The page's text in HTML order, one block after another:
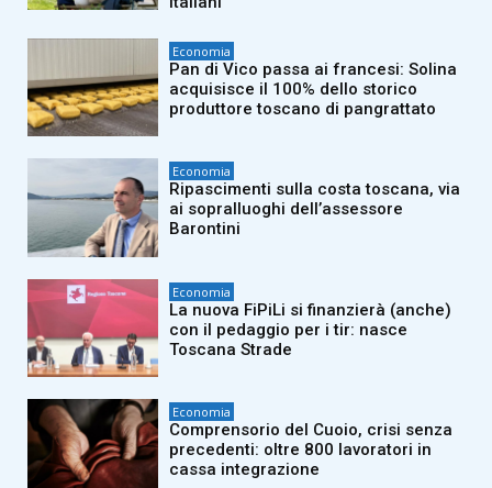
Economia
Pan di Vico passa ai francesi: Solina
acquisisce il 100% dello storico
produttore toscano di pangrattato
Economia
Ripascimenti sulla costa toscana, via
ai sopralluoghi dell’assessore
Barontini
Economia
La nuova FiPiLi si finanzierà (anche)
con il pedaggio per i tir: nasce
Toscana Strade
Economia
Comprensorio del Cuoio, crisi senza
precedenti: oltre 800 lavoratori in
cassa integrazione